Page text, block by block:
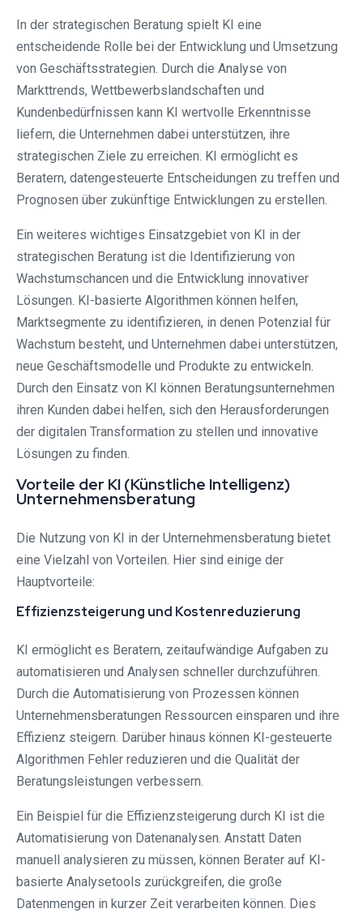
In der strategischen Beratung spielt KI eine
entscheidende Rolle bei der Entwicklung und Umsetzung
von Geschäftsstrategien. Durch die Analyse von
Markttrends, Wettbewerbslandschaften und
Kundenbedürfnissen kann KI wertvolle Erkenntnisse
liefern, die Unternehmen dabei unterstützen, ihre
strategischen Ziele zu erreichen. KI ermöglicht es
Beratern, datengesteuerte Entscheidungen zu treffen und
Prognosen über zukünftige Entwicklungen zu erstellen.
Ein weiteres wichtiges Einsatzgebiet von KI in der
strategischen Beratung ist die Identifizierung von
Wachstumschancen und die Entwicklung innovativer
Lösungen. KI-basierte Algorithmen können helfen,
Marktsegmente zu identifizieren, in denen Potenzial für
Wachstum besteht, und Unternehmen dabei unterstützen,
neue Geschäftsmodelle und Produkte zu entwickeln.
Durch den Einsatz von KI können Beratungsunternehmen
ihren Kunden dabei helfen, sich den Herausforderungen
der digitalen Transformation zu stellen und innovative
Lösungen zu finden.
Vorteile der KI (Künstliche Intelligenz)
Unternehmensberatung
Die Nutzung von KI in der Unternehmensberatung bietet
eine Vielzahl von Vorteilen. Hier sind einige der
Hauptvorteile:
Effizienzsteigerung und Kostenreduzierung
KI ermöglicht es Beratern, zeitaufwändige Aufgaben zu
automatisieren und Analysen schneller durchzuführen.
Durch die Automatisierung von Prozessen können
Unternehmensberatungen Ressourcen einsparen und ihre
Effizienz steigern. Darüber hinaus können KI-gesteuerte
Algorithmen Fehler reduzieren und die Qualität der
Beratungsleistungen verbessern.
Ein Beispiel für die Effizienzsteigerung durch KI ist die
Automatisierung von Datenanalysen. Anstatt Daten
manuell analysieren zu müssen, können Berater auf KI-
basierte Analysetools zurückgreifen, die große
Datenmengen in kurzer Zeit verarbeiten können. Dies